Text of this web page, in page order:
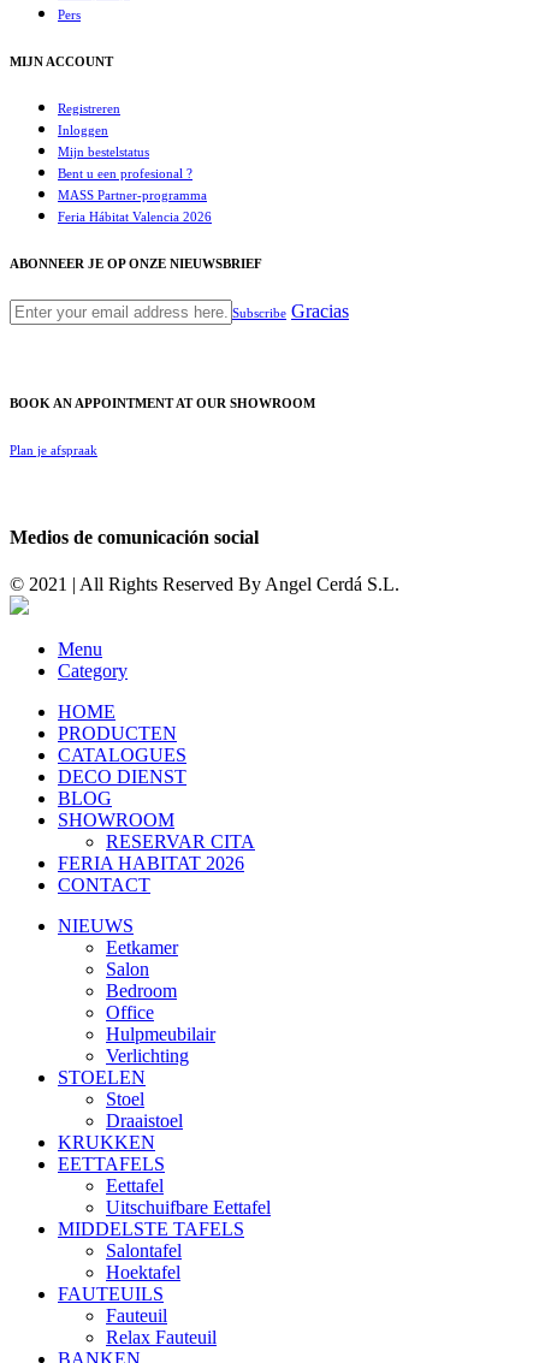
Pers
MIJN ACCOUNT
Registreren
Inloggen
Mijn bestelstatus
Bent u een profesional ?
MASS Partner-programma
Feria Hábitat Valencia 2026
ABONNEER JE OP ONZE NIEUWSBRIEF
Subscribe Gracias
BOOK AN APPOINTMENT AT OUR SHOWROOM
Plan je afspraak
Medios de comunicación social
© 2021 | All Rights Reserved By Angel Cerdá S.L.
Menu
Category
HOME
PRODUCTEN
CATALOGUES
DECO DIENST
BLOG
SHOWROOM
RESERVAR CITA
FERIA HABITAT 2026
CONTACT
NIEUWS
Eetkamer
Salon
Bedroom
Office
Hulpmeubilair
Verlichting
STOELEN
Stoel
Draaistoel
KRUKKEN
EETTAFELS
Eettafel
Uitschuifbare Eettafel
MIDDELSTE TAFELS
Salontafel
Hoektafel
FAUTEUILS
Fauteuil
Relax Fauteuil
BANKEN